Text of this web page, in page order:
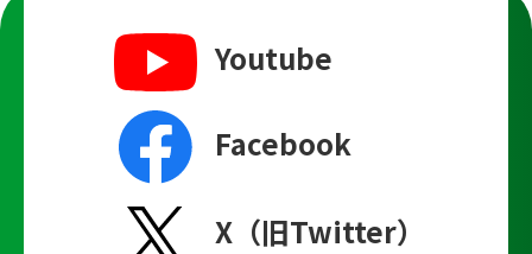
Youtube
Facebook
X（旧Twitter）